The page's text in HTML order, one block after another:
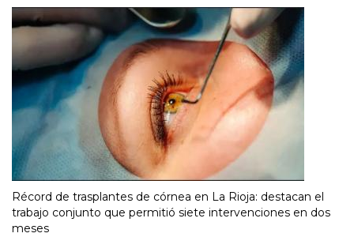
Récord de trasplantes de córnea en La Rioja: destacan el
trabajo conjunto que permitió siete intervenciones en dos
meses